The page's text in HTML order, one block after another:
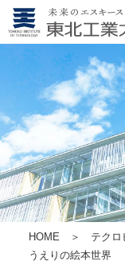
HOME ＞ テクロ
うえりの絵本世界